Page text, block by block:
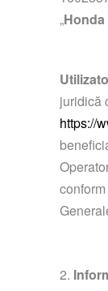
„
juridică
https://